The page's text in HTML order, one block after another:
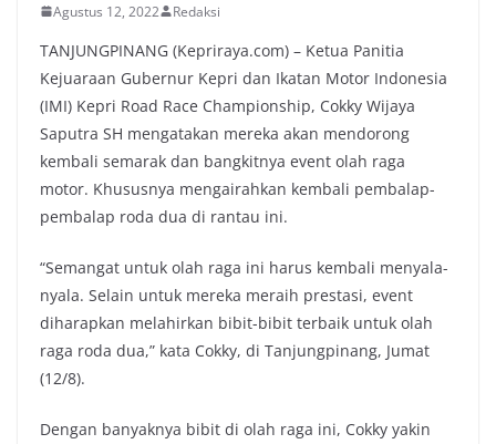
Agustus 12, 2022 Redaksi
TANJUNGPINANG (Kepriraya.com) – Ketua Panitia
Kejuaraan Gubernur Kepri dan Ikatan Motor Indonesia
(IMI) Kepri Road Race Championship, Cokky Wijaya
Saputra SH mengatakan mereka akan mendorong
kembali semarak dan bangkitnya event olah raga
motor. Khususnya mengairahkan kembali pembalap-
pembalap roda dua di rantau ini.
“Semangat untuk olah raga ini harus kembali menyala-
nyala. Selain untuk mereka meraih prestasi, event
diharapkan melahirkan bibit-bibit terbaik untuk olah
raga roda dua,” kata Cokky, di Tanjungpinang, Jumat
(12/8).
Dengan banyaknya bibit di olah raga ini, Cokky yakin